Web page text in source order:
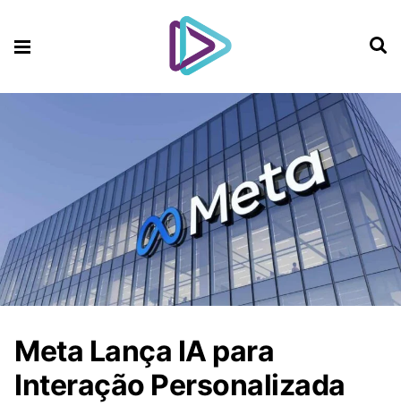
Meta Lança IA para
Interação Personalizada